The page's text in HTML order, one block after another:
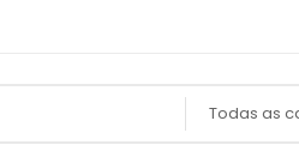
Todas as